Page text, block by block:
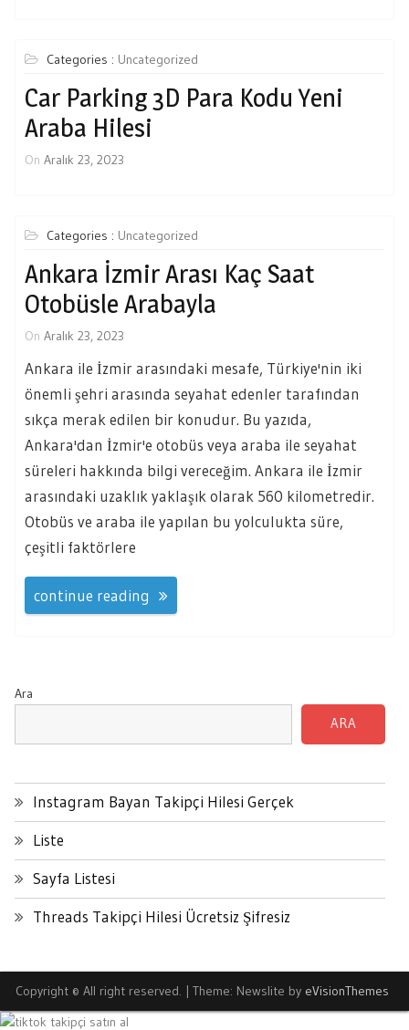
Categories : Uncategorized
Car Parking 3D Para Kodu Yeni
Araba Hilesi
On Aralık 23, 2023
Categories : Uncategorized
Ankara İzmir Arası Kaç Saat
Otobüsle Arabayla
On Aralık 23, 2023
Ankara ile İzmir arasındaki mesafe, Türkiye'nin iki
önemli şehri arasında seyahat edenler tarafından
sıkça merak edilen bir konudur. Bu yazıda,
Ankara'dan İzmir'e otobüs veya araba ile seyahat
süreleri hakkında bilgi vereceğim. Ankara ile İzmir
arasındaki uzaklık yaklaşık olarak 560 kilometredir.
Otobüs ve araba ile yapılan bu yolculukta süre,
çeşitli faktörlere
continue reading
Ara
ARA
Instagram Bayan Takipçi Hilesi Gerçek
Liste
Sayfa Listesi
Threads Takipçi Hilesi Ücretsiz Şifresiz
Copyright © All right reserved. | Theme: Newslite by eVisionThemes